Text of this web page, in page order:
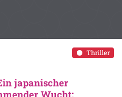
Thriller
japanischer
Wucht: